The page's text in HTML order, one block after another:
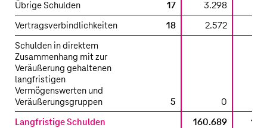
Übrige Schulden
17 3.298
Vertragsverbindlichkeiten
18 2.572
Schulden in direktem
Zusammenhang mit zur
Veräußerung gehaltenen
langfristigen
Vermögenswerten und
Veräußerungsgruppen
5
0
Langfristige Schulden
160.689